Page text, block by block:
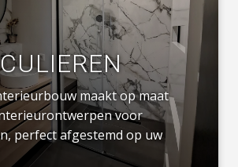
maakt op maat
voor
perfect afgestemd op uw